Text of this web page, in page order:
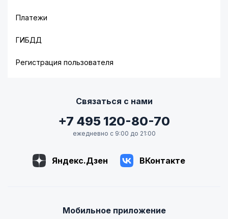
Платежи
ГИБДД
Регистрация пользователя
Связаться с нами
+7 495 120-80-70
ежедневно с 9:00 до 21:00
Яндекс.Дзен ВКонтакте
Мобильное приложение